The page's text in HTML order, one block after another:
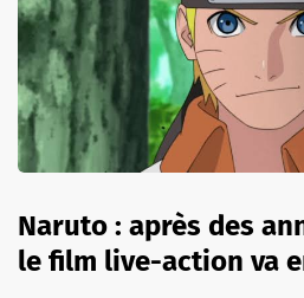
Naruto : après des
le film live-action va